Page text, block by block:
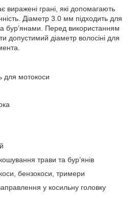
виражені грані, які допомагають
Діаметр 3.0 мм підходить для
бур’янами. Перед використанням
допустимий діаметр волосіні для
для мотокоси
трави та бур’янів
бензокоси, тримери
у косильну головку